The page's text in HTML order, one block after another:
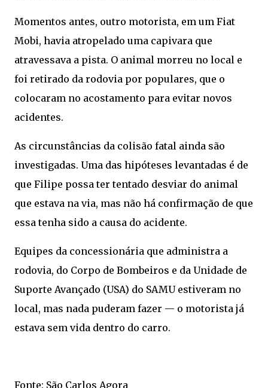
Momentos antes, outro motorista, em um Fiat
Mobi, havia atropelado uma capivara que
atravessava a pista. O animal morreu no local e
foi retirado da rodovia por populares, que o
colocaram no acostamento para evitar novos
acidentes.
As circunstâncias da colisão fatal ainda são
investigadas. Uma das hipóteses levantadas é de
que Filipe possa ter tentado desviar do animal
que estava na via, mas não há confirmação de que
essa tenha sido a causa do acidente.
Equipes da concessionária que administra a
rodovia, do Corpo de Bombeiros e da Unidade de
Suporte Avançado (USA) do SAMU estiveram no
local, mas nada puderam fazer — o motorista já
estava sem vida dentro do carro.
Fonte: São Carlos Agora